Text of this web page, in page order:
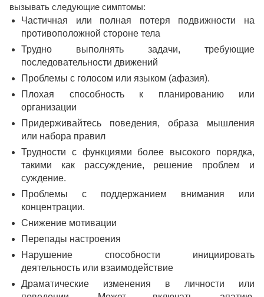
вызывать следующие симптомы:
Частичная или полная потеря подвижности на
противоположной стороне тела
Трудно выполнять задачи, требующие
последовательности движений
Проблемы с голосом или языком (афазия).
Плохая способность к планированию или
организации
Придерживайтесь поведения, образа мышления
или набора правил
Трудности с функциями более высокого порядка,
такими как рассуждение, решение проблем и
суждение.
Проблемы с поддержанием внимания или
концентрации.
Снижение мотивации
Перепады настроения
Нарушение способности инициировать
деятельность или взаимодействие
Драматические изменения в личности или